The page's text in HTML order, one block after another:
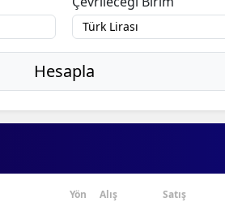
Hesapla
Yön Alış Satış